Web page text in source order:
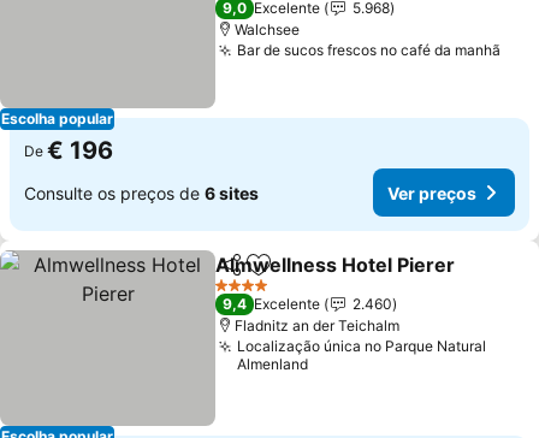
Escolha popular
9,0 Excelente
5.968
Walchsee
Bar de sucos frescos no café da manhã
De € 196
Consulte os preços de 6 sites Ver preços
PartilharAdicionar aos favoritos
Almwellness Hotel Pierer
4 Estrelas
9,4 Excelente
2.460
Fladnitz an der Teichalm
Localização única no Parque Natural
Almenland